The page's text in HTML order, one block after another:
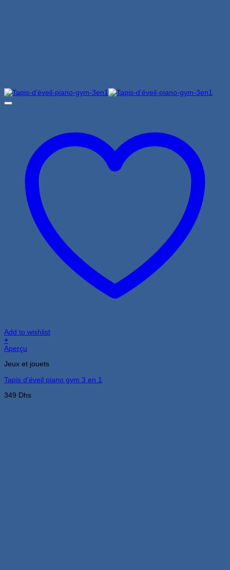
Add to wishlist
+
Aperçu
Jeux et jouets
Tapis d’éveil piano gym 3 en 1
349 Dhs